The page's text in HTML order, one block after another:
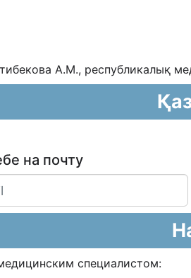
А.М., республикалық
на почту
специалистом: